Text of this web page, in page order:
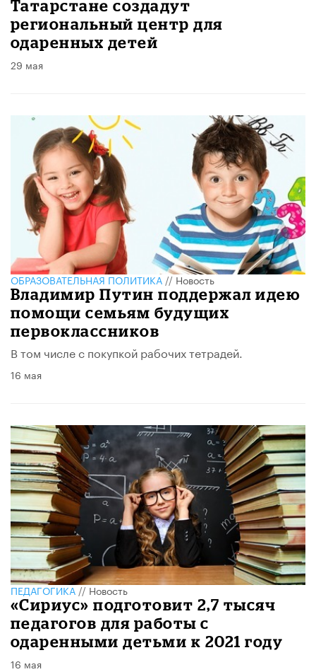
Татарстане создадут
региональный центр для
одаренных детей
29 мая
ОБРАЗОВАТЕЛЬНАЯ ПОЛИТИКА //Новость
Владимир Путин поддержал идею
помощи семьям будущих
первоклассников
В том числе с покупкой рабочих тетрадей.
16 мая
ПЕДАГОГИКА//Новость
«Сириус» подготовит 2,7 тысяч
педагогов для работы с
одаренными детьми к 2021 году
16 мая